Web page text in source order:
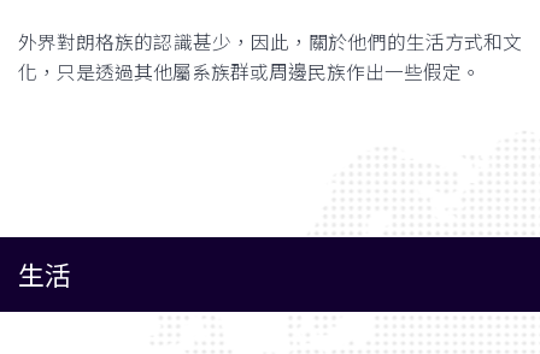
外界對朗格族的認識甚少，因此，關於他們的生活方式和文
化，只是透過其他屬系族群或周邊民族作出一些假定。
生活